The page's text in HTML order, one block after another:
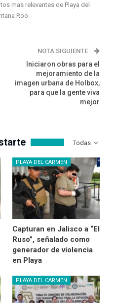
mas relevantes de Playa del
Roo
NOTA SIGUIENTE
Iniciaron obras para el
mejoramiento de la
imagen urbana de Holbox,
para que la gente viva
mejor
Todas
PLAYA DEL CARMEN
Capturan en Jalisco a “El
Ruso”, señalado como
generador de violencia
en Playa
PLAYA DEL CARMEN